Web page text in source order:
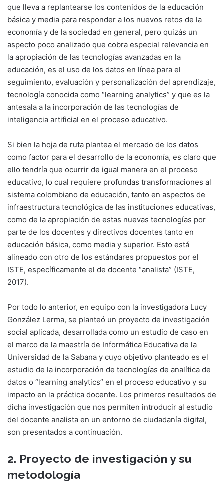
que lleva a replantearse los contenidos de la educación
básica y media para responder a los nuevos retos de la
economía y de la sociedad en general, pero quizás un
aspecto poco analizado que cobra especial relevancia en
la apropiación de las tecnologías avanzadas en la
educación, es el uso de los datos en línea para el
seguimiento, evaluación y personalización del aprendizaje,
tecnología conocida como “learning analytics” y que es la
antesala a la incorporación de las tecnologías de
inteligencia artificial en el proceso educativo.
Si bien la hoja de ruta plantea el mercado de los datos
como factor para el desarrollo de la economía, es claro que
ello tendría que ocurrir de igual manera en el proceso
educativo, lo cual requiere profundas transformaciones al
sistema colombiano de educación, tanto en aspectos de
infraestructura tecnológica de las instituciones educativas,
como de la apropiación de estas nuevas tecnologías por
parte de los docentes y directivos docentes tanto en
educación básica, como media y superior. Esto está
alineado con otro de los estándares propuestos por el
ISTE, específicamente el de docente “analista” (ISTE,
2017).
Por todo lo anterior, en equipo con la investigadora Lucy
González Lerma, se planteó un proyecto de investigación
social aplicada, desarrollada como un estudio de caso en
el marco de la maestría de Informática Educativa de la
Universidad de la Sabana y cuyo objetivo planteado es el
estudio de la incorporación de tecnologías de analítica de
datos o “learning analytics” en el proceso educativo y su
impacto en la práctica docente. Los primeros resultados de
dicha investigación que nos permiten introducir al estudio
del docente analista en un entorno de ciudadanía digital,
son presentados a continuación.
2. Proyecto de investigación y su
metodología